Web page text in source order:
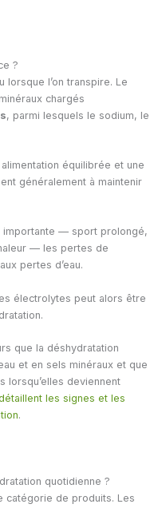
?
lorsque l’on transpire. Le
chargés
, parmi lesquels le sodium, le
équilibrée et une
généralement à maintenir
importante — sport prolongé,
— les pertes de
pertes d’eau.
électrolytes peut alors être
que la déshydratation
et en sels minéraux et que
lorsqu’elles deviennent
les signes et les
.
quotidienne ?
catégorie de produits. Les